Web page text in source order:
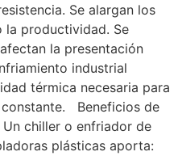
Se alargan los
la productividad. Se
la presentación
industrial
térmica necesaria para
Beneficios de
chiller o enfriador de
plásticas aporta: